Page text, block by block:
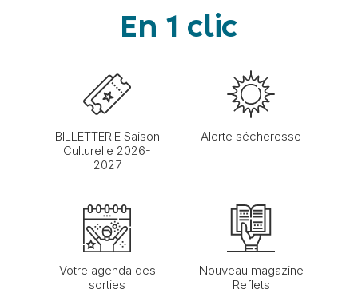
En 1 clic
BILLETTERIE Saison
Culturelle 2026-
2027
Alerte sécheresse
Votre agenda des
sorties
Nouveau magazine
Reflets